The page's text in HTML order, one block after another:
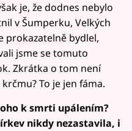
je, že dodnes nebylo
v Šumperku, Velkých
prokazatelně bydlel,
jsme se tomuto
Zkrátka o tom není
To je jen fáma.
k smrti upálením?
nikdy nezastavila, i